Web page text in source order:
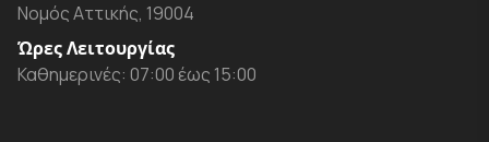
Νομός Αττικής, 19004
Ώρες Λειτουργίας
Καθημερινές: 07:00 έως 15:00